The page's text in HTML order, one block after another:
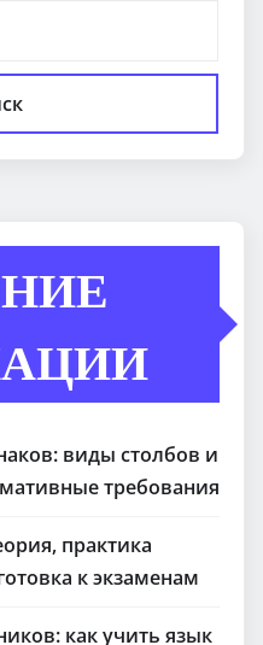
виды столбов и
требования
практика
к экзаменам
как учить язык